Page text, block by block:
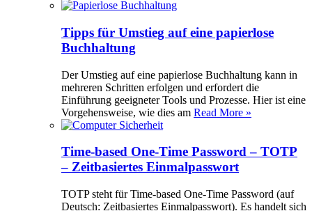
Tipps für Umstieg auf eine papierlose
Buchhaltung
Der Umstieg auf eine papierlose Buchhaltung kann in
mehreren Schritten erfolgen und erfordert die
Einführung geeigneter Tools und Prozesse. Hier ist eine
Vorgehensweise, wie dies am Read More »
Time-based One-Time Password – TOTP
– Zeitbasiertes Einmalpasswort
TOTP steht für Time-based One-Time Password (auf
Deutsch: Zeitbasiertes Einmalpasswort). Es handelt sich